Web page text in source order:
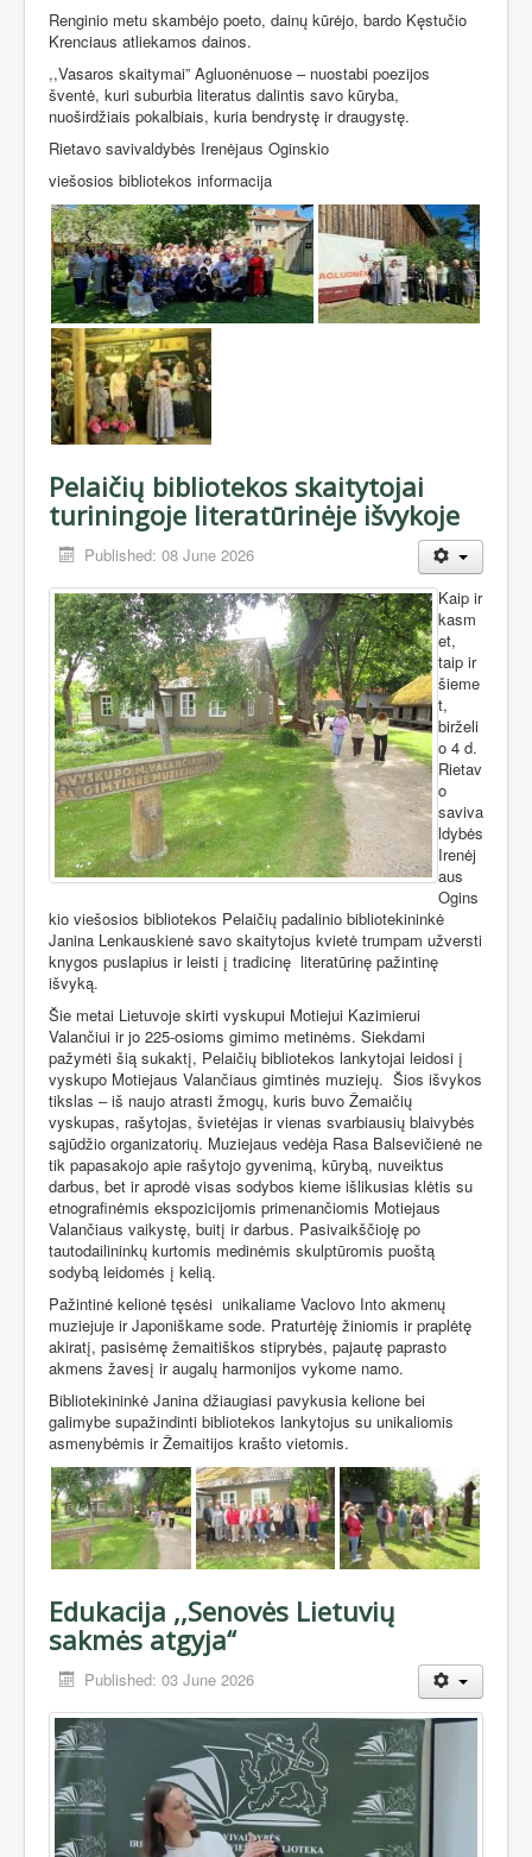
Renginio metu skambėjo poeto, dainų kūrėjo, bardo Kęstučio
Krenciaus atliekamos dainos.
,,Vasaros skaitymai” Agluonėnuose – nuostabi poezijos
šventė, kuri suburbia literatus dalintis savo kūryba,
nuoširdžiais pokalbiais, kuria bendrystę ir draugystę.
Rietavo savivaldybės Irenėjaus Oginskio
viešosios bibliotekos informacija
Pelaičių bibliotekos skaitytojai
turiningoje literatūrinėje išvykoje
Published: 08 June 2026
Kaip ir
kasm
et,
taip ir
šieme
t,
birželi
o 4 d.
Rietav
o
saviva
ldybės
Irenėj
aus
Ogins
kio viešosios bibliotekos Pelaičių padalinio bibliotekininkė
Janina Lenkauskienė savo skaitytojus kvietė trumpam užversti
knygos puslapius ir leisti į tradicinę literatūrinę pažintinę
išvyką.
Šie metai Lietuvoje skirti vyskupui Motiejui Kazimierui
Valančiui ir jo 225-osioms gimimo metinėms. Siekdami
pažymėti šią sukaktį, Pelaičių bibliotekos lankytojai leidosi į
vyskupo Motiejaus Valančiaus gimtinės muziejų. Šios išvykos
tikslas – iš naujo atrasti žmogų, kuris buvo Žemaičių
vyskupas, rašytojas, švietėjas ir vienas svarbiausių blaivybės
sąjūdžio organizatorių. Muziejaus vedėja Rasa Balsevičienė ne
tik papasakojo apie rašytojo gyvenimą, kūrybą, nuveiktus
darbus, bet ir aprodė visas sodybos kieme išlikusias klėtis su
etnografinėmis ekspozicijomis primenančiomis Motiejaus
Valančiaus vaikystę, buitį ir darbus. Pasivaikščioję po
tautodailininkų kurtomis medinėmis skulptūromis puoštą
sodybą leidomės į kelią.
Pažintinė kelionė tęsėsi unikaliame Vaclovo Into akmenų
muziejuje ir Japoniškame sode. Praturtėję žiniomis ir praplėtę
akiratį, pasisėmę žemaitiškos stiprybės, pajautę paprasto
akmens žavesį ir augalų harmonijos vykome namo.
Bibliotekininkė Janina džiaugiasi pavykusia kelione bei
galimybe supažindinti bibliotekos lankytojus su unikaliomis
asmenybėmis ir Žemaitijos krašto vietomis.
Edukacija ,,Senovės Lietuvių
sakmės atgyja“
Published: 03 June 2026